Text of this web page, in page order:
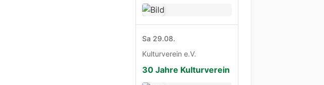
Sa 29.08.
Kulturverein e.V.
30 Jahre Kulturverein